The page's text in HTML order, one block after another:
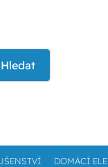
Hledat
DOMÁCÍ